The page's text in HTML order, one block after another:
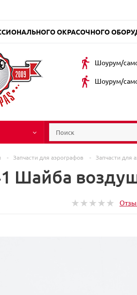
ОКРАСОЧНОГО
Шоурум/
Шоурум/
- Запчасти для аэрографов - Запчасти для
Шайба